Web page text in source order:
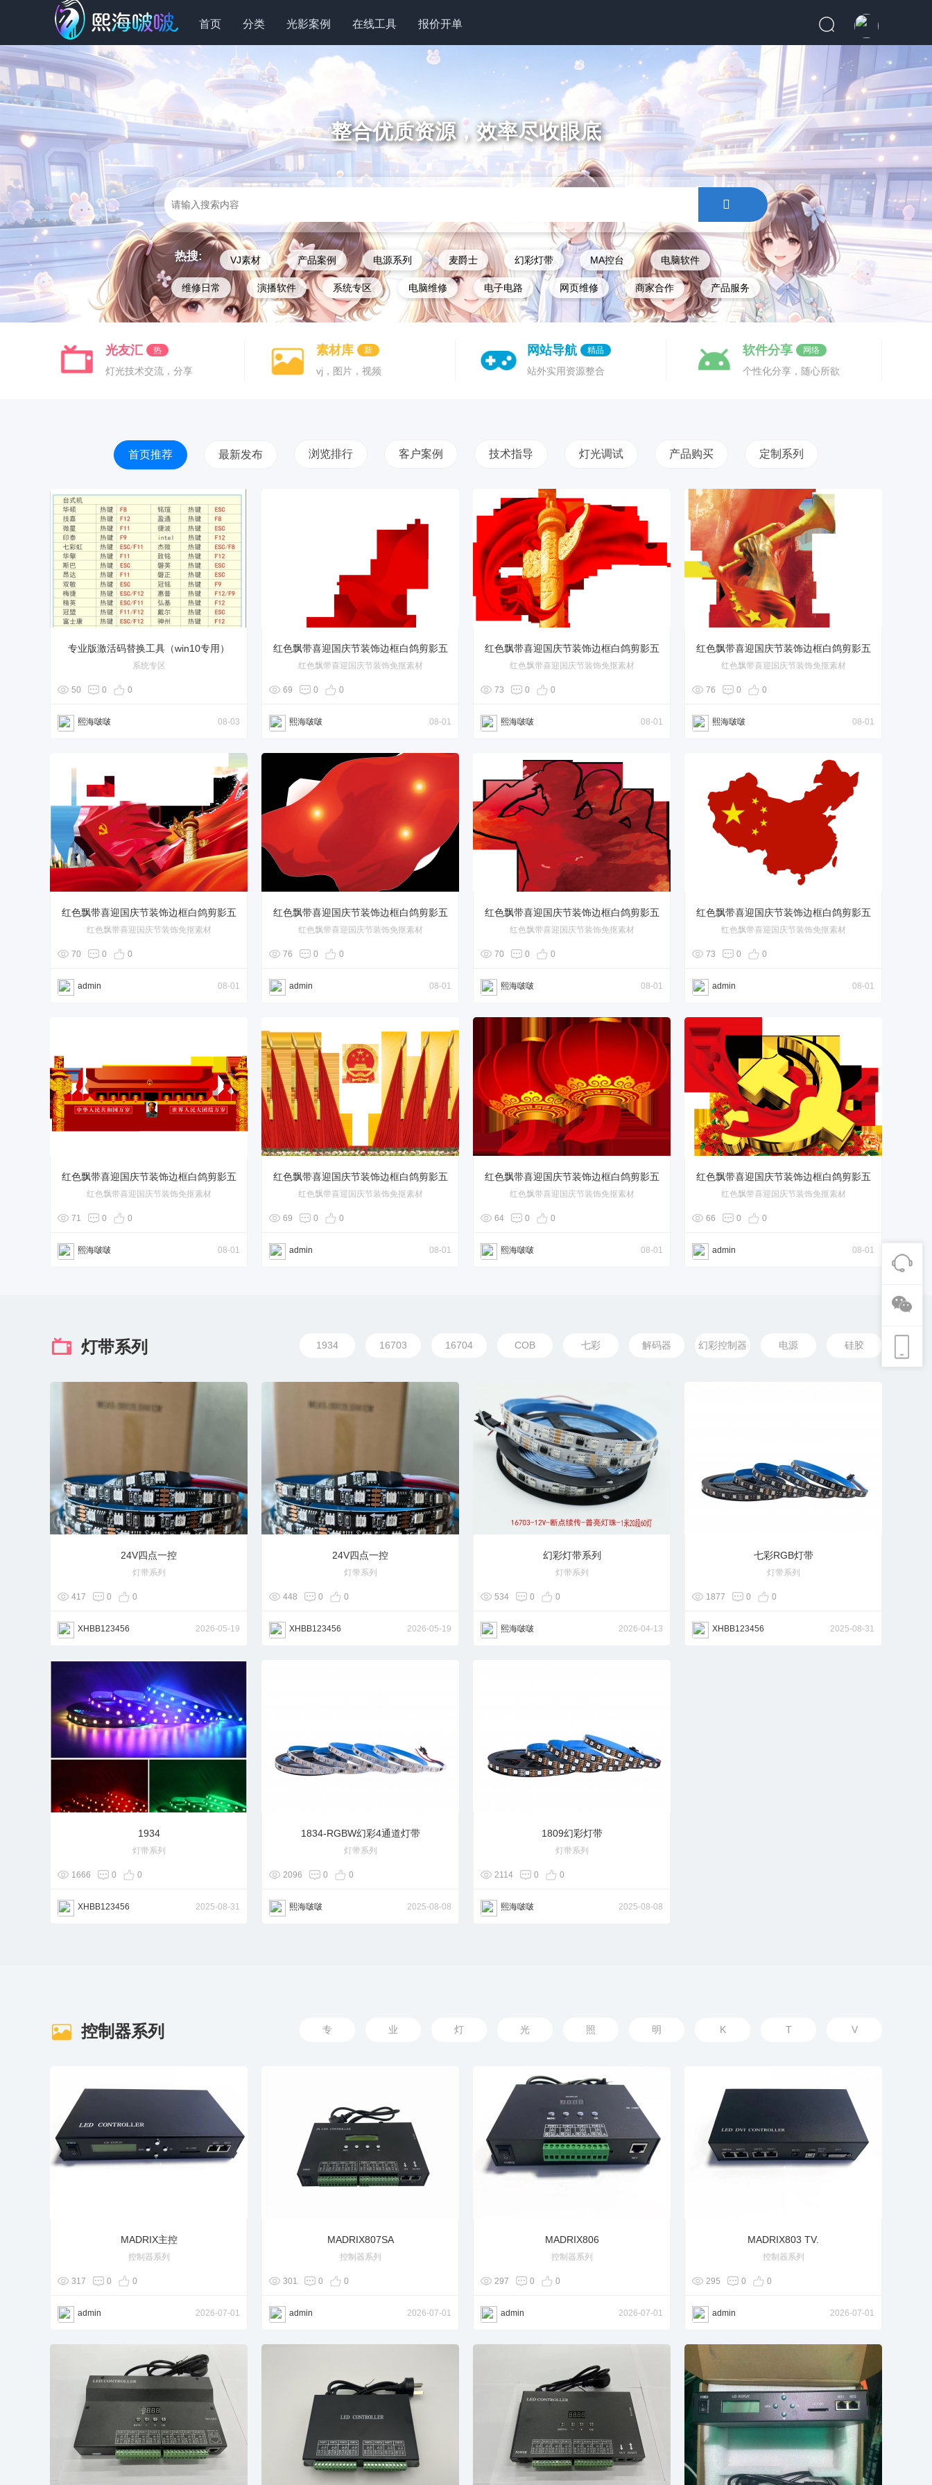
首页 分类 光影案例 在线工具 报价开单
整合优质资源，效率尽收眼底
热搜: VJ素材 产品案例 电源系列 麦爵士 幻彩灯带 MA控台 电脑软件
维修日常 演播软件 系统专区 电脑维修 电子电路 网页维修 商家合作 产品服务
控制器
光友汇 热
灯光技术交流，分享
素材库 新
vj，图片，视频
网站导航 精品
站外实用资源整合
软件分享 网络
个性化分享，随心所欲
首页推荐 最新发布 浏览排行 客户案例 技术指导 灯光调试 产品购买 定制系列
专业版激活码替换工具（win10专用）
系统专区
50 0 0
熙海啵啵 08-03
红色飘带喜迎国庆节装饰边框白鸽剪影五
角星
红色飘带喜迎国庆节装饰免抠素材
69 0 0
熙海啵啵 08-01
红色飘带喜迎国庆节装饰边框白鸽剪影五
角星
红色飘带喜迎国庆节装饰免抠素材
73 0 0
熙海啵啵 08-01
红色飘带喜迎国庆节装饰边框白鸽剪影五
角星
红色飘带喜迎国庆节装饰免抠素材
76 0 0
熙海啵啵 08-01
红色飘带喜迎国庆节装饰边框白鸽剪影五
角星
红色飘带喜迎国庆节装饰免抠素材
70 0 0
admin 08-01
红色飘带喜迎国庆节装饰边框白鸽剪影五
角星
红色飘带喜迎国庆节装饰免抠素材
76 0 0
admin 08-01
红色飘带喜迎国庆节装饰边框白鸽剪影五
角星
红色飘带喜迎国庆节装饰免抠素材
70 0 0
熙海啵啵 08-01
红色飘带喜迎国庆节装饰边框白鸽剪影五
角星
红色飘带喜迎国庆节装饰免抠素材
73 0 0
admin 08-01
红色飘带喜迎国庆节装饰边框白鸽剪影五
角星
红色飘带喜迎国庆节装饰免抠素材
71 0 0
熙海啵啵 08-01
红色飘带喜迎国庆节装饰边框白鸽剪影五
角星
红色飘带喜迎国庆节装饰免抠素材
69 0 0
admin 08-01
红色飘带喜迎国庆节装饰边框白鸽剪影五
角星
红色飘带喜迎国庆节装饰免抠素材
64 0 0
熙海啵啵 08-01
红色飘带喜迎国庆节装饰边框白鸽剪影五
角星
红色飘带喜迎国庆节装饰免抠素材
66 0 0
admin 08-01
灯带系列 1934 16703 16704 COB 七彩 解码器 幻彩控制器 电源 硅胶
24V四点一控
灯带系列
417 0 0
XHBB123456 2026-05-19
24V四点一控
灯带系列
448 0 0
XHBB123456 2026-05-19
幻彩灯带系列
灯带系列
534 0 0
熙海啵啵 2026-04-13
七彩RGB灯带
灯带系列
1877 0 0
XHBB123456 2025-08-31
1934
灯带系列
1666 0 0
XHBB123456 2025-08-31
1834-RGBW幻彩4通道灯带
灯带系列
2096 0 0
熙海啵啵 2025-08-08
1809幻彩灯带
灯带系列
2114 0 0
熙海啵啵 2025-08-08
控制器系列 专 业 灯 光 照 明 K T V
MADRIX主控
控制器系列
317 0 0
admin 2026-07-01
MADRIX807SA
控制器系列
301 0 0
admin 2026-07-01
MADRIX806
控制器系列
297 0 0
admin 2026-07-01
MADRIX803 TV.
控制器系列
295 0 0
admin 2026-07-01